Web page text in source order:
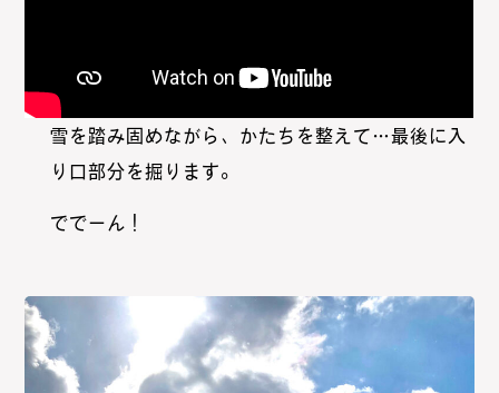
雪を踏み固めながら、かたちを整えて…最後に入
り口部分を掘ります。
ででーん！